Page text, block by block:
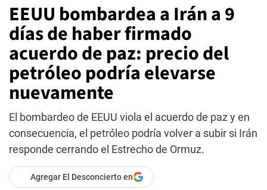
EEUU bombardea a Irán a 9
días de haber firmado
acuerdo de paz: precio del
petróleo podría elevarse
nuevamente
El bombardeo de EEUU viola el acuerdo de paz y en
consecuencia, el petróleo podría volver a subir si Irán
responde cerrando el Estrecho de Ormuz.
Agregar El Desconcierto en